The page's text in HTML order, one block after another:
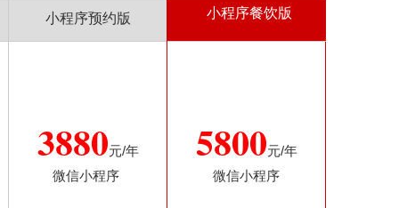
小程序预约版 小程序餐饮版
3880元/年
微信小程序
5800元/年
微信小程序